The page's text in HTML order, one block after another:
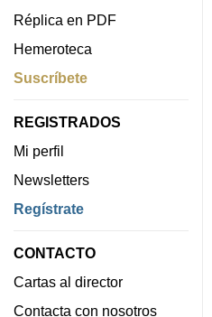
Réplica en PDF
Hemeroteca
Suscríbete
REGISTRADOS
Mi perfil
Newsletters
Regístrate
CONTACTO
Cartas al director
Contacta con nosotros